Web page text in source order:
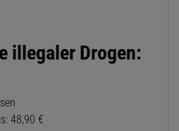
illegaler Drogen:
48,90 €